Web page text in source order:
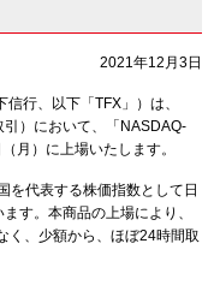
2021年12月3日
行、以下「TFX」）は、
引）において、「NASDAQ-
月）に上場いたします。
代表する株価指数として日
す。本商品の上場により、
く、少額から、ほぼ24時間取